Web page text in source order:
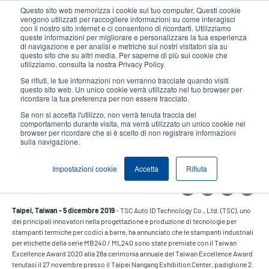
Questo sito web memorizza i cookie sul tuo computer. Questi cookie
vengono utilizzati per raccogliere informazioni su come interagisci
con il nostro sito internet e ci consentono di ricordarti. Utilizziamo
queste informazioni per migliorare e personalizzare la tua esperienza
di navigazione e per analisi e metriche sui nostri visitatori sia su
questo sito che su altri media. Per saperne di più sui cookie che
utilizziamo, consulta la nostra Privacy Policy.
Se rifiuti, le tue informazioni non verranno tracciate quando visiti
questo sito web. Un unico cookie verrà utilizzato nel tuo browser per
ricordare la tua preferenza per non essere tracciato.
Se non si accetta l'utilizzo, non verrà tenuta traccia del
comportamento durante visita, ma verrà utilizzato un unico cookie nel
browser per ricordare che si è scelto di non registrare informazioni
sulla navigazione.
Impostazioni cookie Accetta Rifiuta
contenuto
principale
User
account
User
Header
Seleziona Prodotti Contatto Vendite
La serie TSC MB240 / ML240
vince il Taiwan Excellence Award
2020
Share
Taipei, Taiwan - 5 dicembre 2019- TSC Auto ID Technology Co., Ltd. (TSC), uno
dei principali innovatori nella progettazione e produzione di tecnologie per
stampanti termiche per codici a barre, ha annunciato che le stampanti industriali
per etichette della serie MB240 / ML240 sono state premiate con il Taiwan
Excellence Award 2020 alla 28a cerimonia annuale del Taiwan Excellence Award
tenutasi il 27 novembre presso il Taipei Nangang Exhibition Center, padiglione 2.